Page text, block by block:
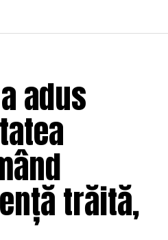
adus
trăită,